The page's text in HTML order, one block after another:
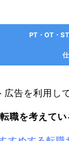
PT・OT・
広告を利用し
転職を考えて